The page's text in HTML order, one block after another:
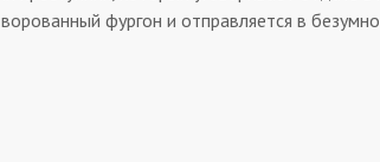
фургон и отправляется в